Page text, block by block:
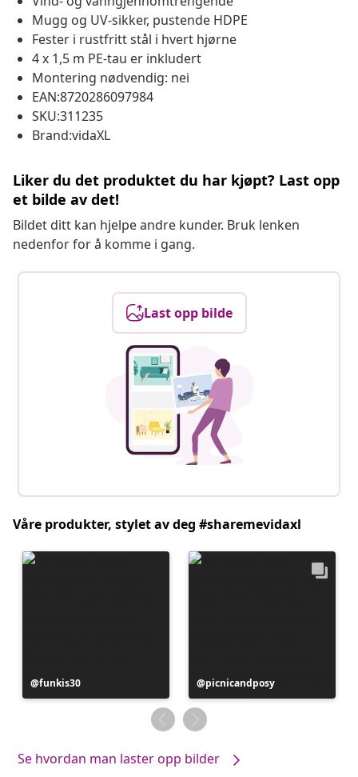
Mugg og UV-sikker, pustende HDPE
Fester i rustfritt stål i hvert hjørne
4 x 1,5 m PE-tau er inkludert
Montering nødvendig: nei
EAN:8720286097984
SKU:311235
Brand:vidaXL
Liker du det produktet du har kjøpt? Last opp
et bilde av det!
Bildet ditt kan hjelpe andre kunder. Bruk lenken
nedenfor for å komme i gang.
Last opp bilde
Våre produkter, stylet av deg #sharemevidaxl
Innlegg
publisert
funkis30
Innlegg
publisert
av
picnicandposy
Se hvordan man laster opp bilder